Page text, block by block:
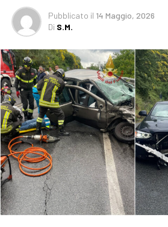
Pubblicato il 14 Maggio, 2026
Di S.M.